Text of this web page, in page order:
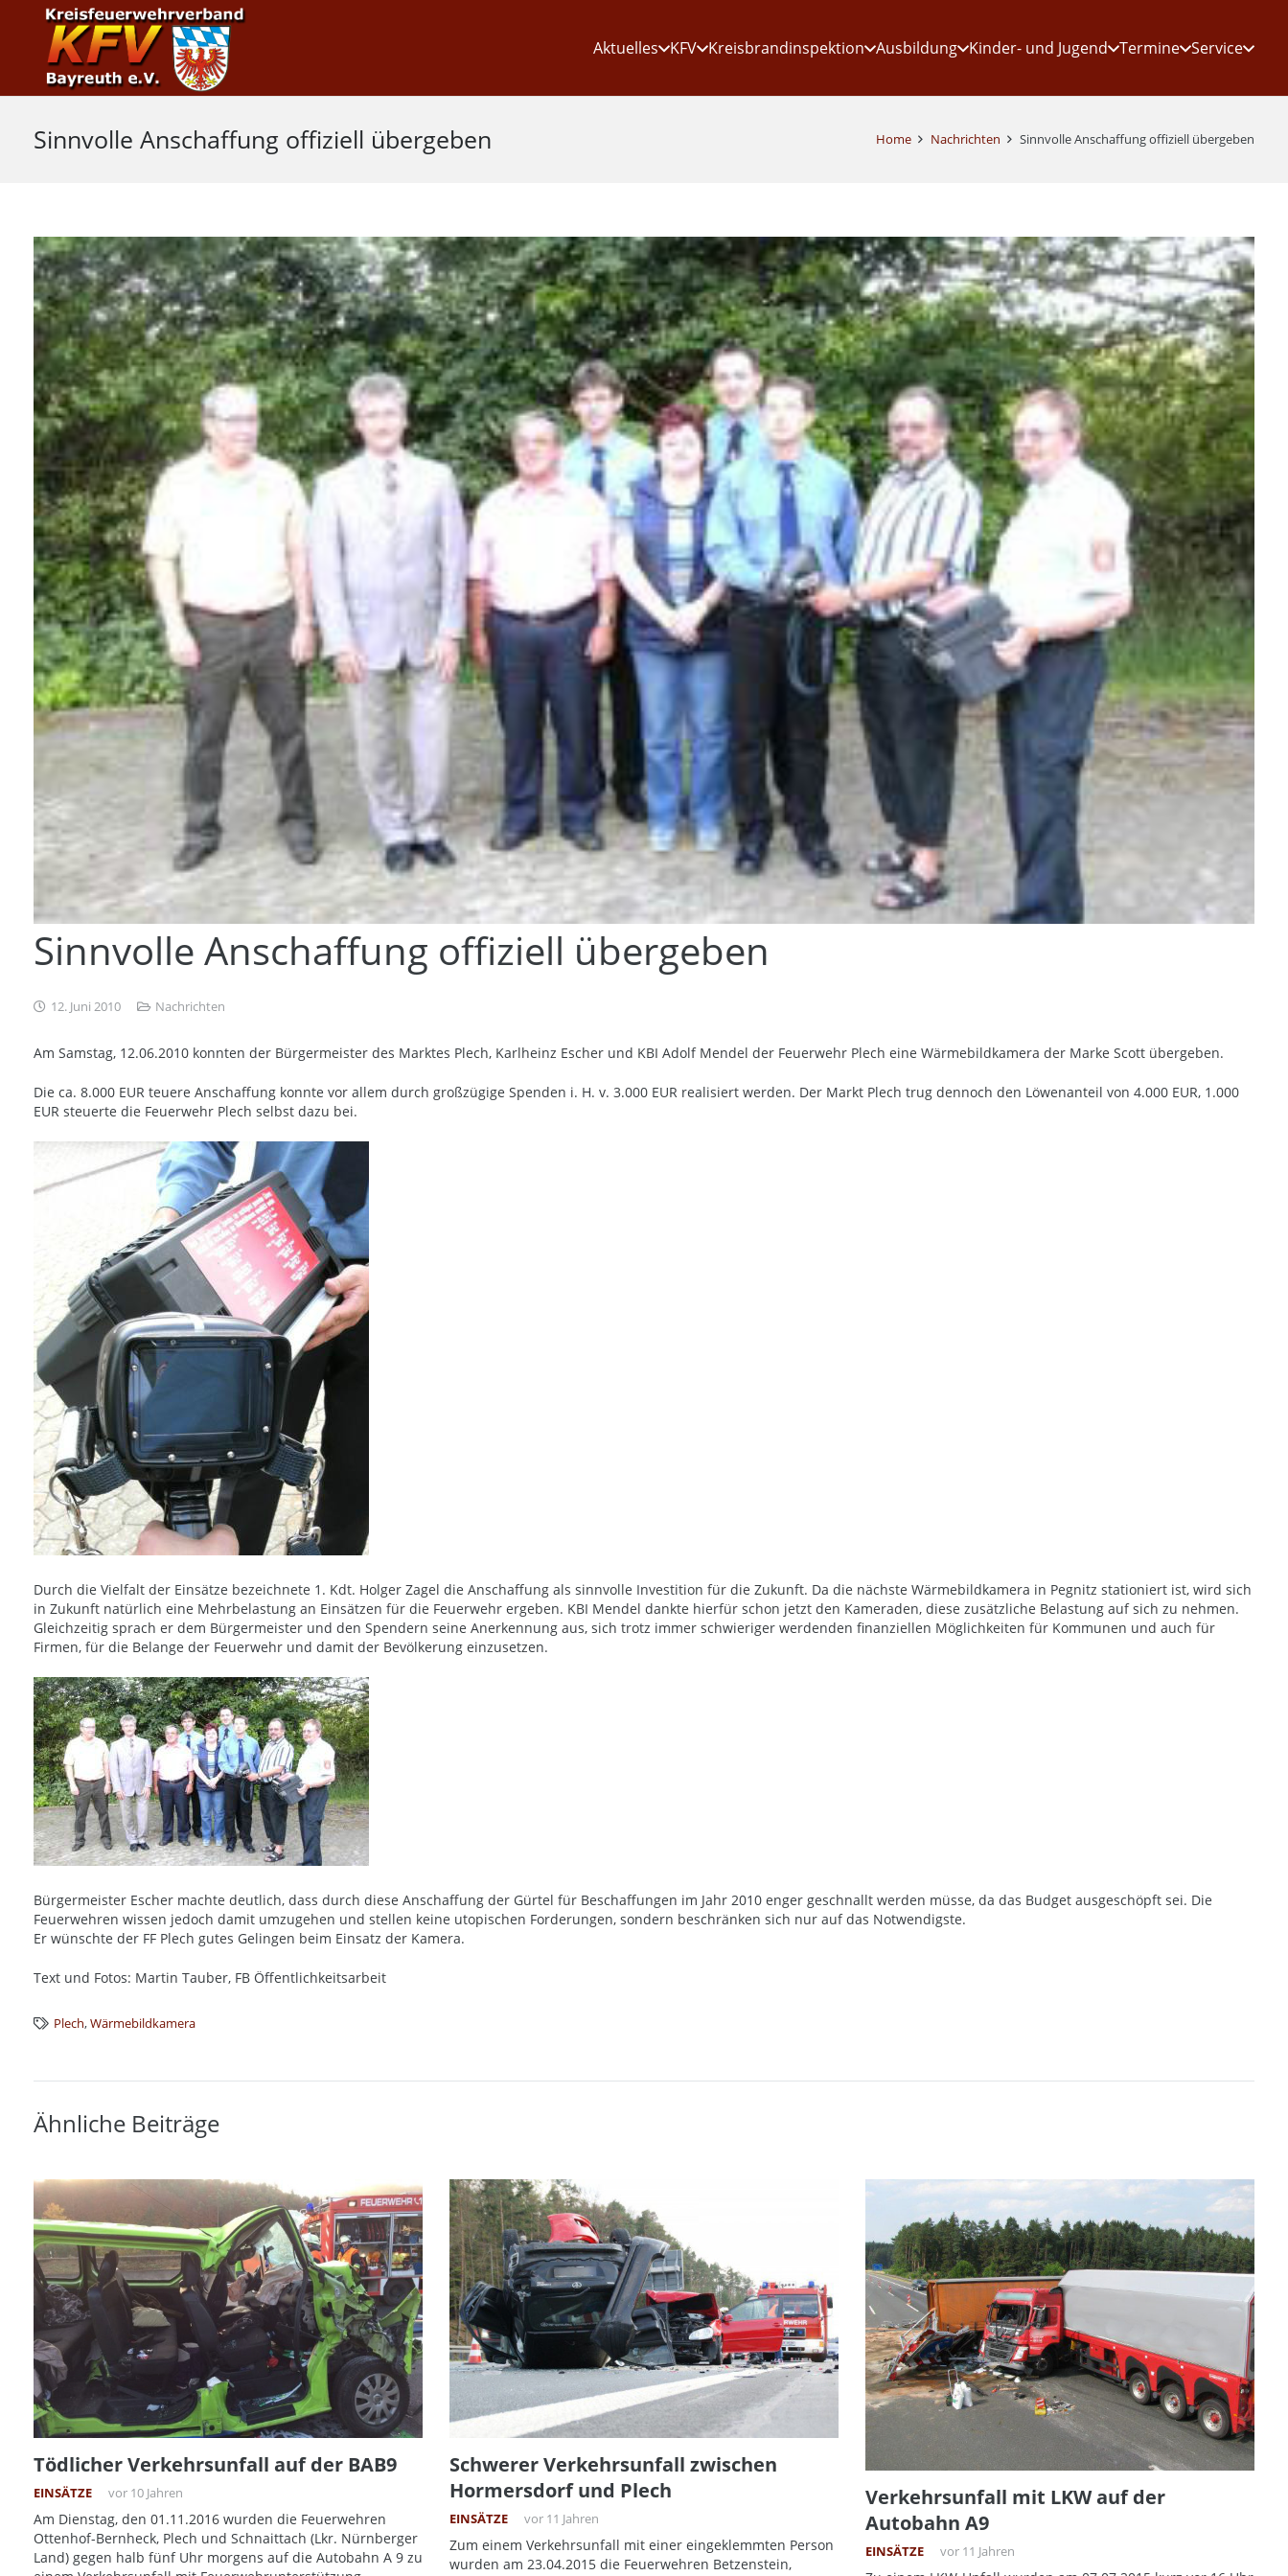
Aktuelles KFV Kreisbrandinspektion Ausbildung Kinder- und Jugend Termine Service
Sinnvolle Anschaffung offiziell übergeben Home Nachrichten Sinnvolle Anschaffung offiziell übergeben
Sinnvolle Anschaffung offiziell übergeben
12. Juni 2010 Nachrichten
Am Samstag, 12.06.2010 konnten der Bürgermeister des Marktes Plech, Karlheinz Escher und KBI Adolf Mendel der Feuerwehr Plech eine Wärmebildkamera der Marke Scott übergeben.
Die ca. 8.000 EUR teuere Anschaffung konnte vor allem durch großzügige Spenden i. H. v. 3.000 EUR realisiert werden. Der Markt Plech trug dennoch den Löwenanteil von 4.000 EUR, 1.000
EUR steuerte die Feuerwehr Plech selbst dazu bei.
Durch die Vielfalt der Einsätze bezeichnete 1. Kdt. Holger Zagel die Anschaffung als sinnvolle Investition für die Zukunft. Da die nächste Wärmebildkamera in Pegnitz stationiert ist, wird sich
in Zukunft natürlich eine Mehrbelastung an Einsätzen für die Feuerwehr ergeben. KBI Mendel dankte hierfür schon jetzt den Kameraden, diese zusätzliche Belastung auf sich zu nehmen.
Gleichzeitig sprach er dem Bürgermeister und den Spendern seine Anerkennung aus, sich trotz immer schwieriger werdenden finanziellen Möglichkeiten für Kommunen und auch für
Firmen, für die Belange der Feuerwehr und damit der Bevölkerung einzusetzen.
Bürgermeister Escher machte deutlich, dass durch diese Anschaffung der Gürtel für Beschaffungen im Jahr 2010 enger geschnallt werden müsse, da das Budget ausgeschöpft sei. Die
Feuerwehren wissen jedoch damit umzugehen und stellen keine utopischen Forderungen, sondern beschränken sich nur auf das Notwendigste.
Er wünschte der FF Plech gutes Gelingen beim Einsatz der Kamera.
Text und Fotos: Martin Tauber, FB Öffentlichkeitsarbeit
Plech,Wärmebildkamera
Ähnliche Beiträge
Tödlicher Verkehrsunfall auf der BAB9
EINSÄTZE vor 10 Jahren
Am Dienstag, den 01.11.2016 wurden die Feuerwehren
Ottenhof-Bernheck, Plech und Schnaittach (Lkr. Nürnberger
Land) gegen halb fünf Uhr morgens auf die Autobahn A 9 zu
Schwerer Verkehrsunfall zwischen
Hormersdorf und Plech
EINSÄTZE vor 11 Jahren
Zum einem Verkehrsunfall mit einer eingeklemmten Person
wurden am 23.04.2015 die Feuerwehren Betzenstein,
Verkehrsunfall mit LKW auf der
Autobahn A9
EINSÄTZE vor 11 Jahren